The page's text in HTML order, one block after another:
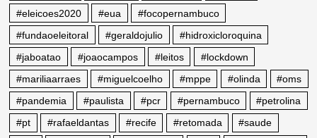
#eleicoes2020
#eua
#focopernambuco
#fundaoeleitoral
#geraldojulio
#hidroxicloroquina
#jaboatao
#joaocampos #leitos
#lockdown
#mariliaarraes
#miguelcoelho #mppe #olinda
#oms
#pandemia
#paulista #pcr #pernambuco
#petrolina
#pt
#rafaeldantas #recife #retomada
#saude